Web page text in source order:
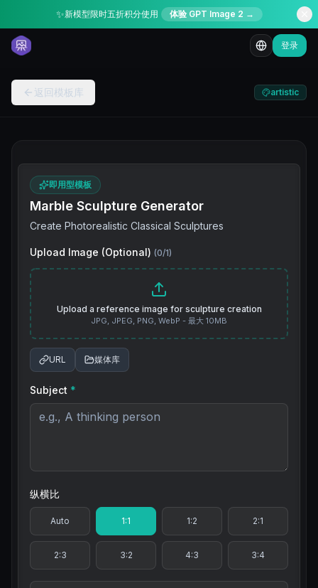
✨新模型限时五折积分使用 体验 GPT Image 2 →
登录
返回模板库 artistic
即用型模板
Marble Sculpture Generator
Create Photorealistic Classical Sculptures
Upload Image (Optional) (0/1)
Upload a reference image for sculpture creation
JPG, JPEG, PNG, WebP - 最大 10MB
URL 媒体库
Subject *
纵横比
Auto 1:1 1:2 2:1
2:3 3:2 4:3 3:4